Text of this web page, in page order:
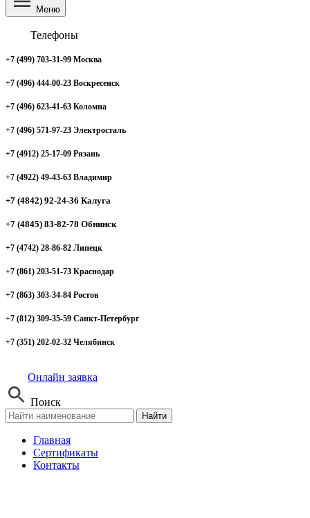
Меню
Телефоны
+7 (499) 703-31-99 Москва
+7 (496) 444-00-23 Воскресенск
+7 (496) 623-41-63 Коломна
+7 (496) 571-97-23 Электросталь
+7 (4912) 25-17-09 Рязань
+7 (4922) 49-43-63 Владимир
+7 (4842) 92-24-36 Калуга
+7 (4845) 83-82-78 Обнинск
+7 (4742) 28-86-82 Липецк
+7 (861) 203-51-73 Краснодар
+7 (863) 303-34-84 Ростов
+7 (812) 309-35-59 Санкт-Петербург
+7 (351) 202-02-32 Челябинск
Онлайн заявка
Поиск
Найти
Главная
Сертификаты
Контакты